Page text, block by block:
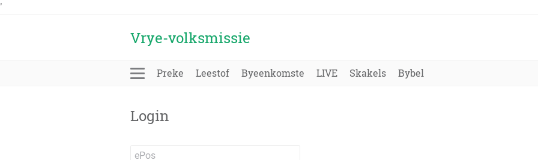
'
Vrye-volksmissie
Preke Leestof Byeenkomste LIVE Skakels Bybel
Login